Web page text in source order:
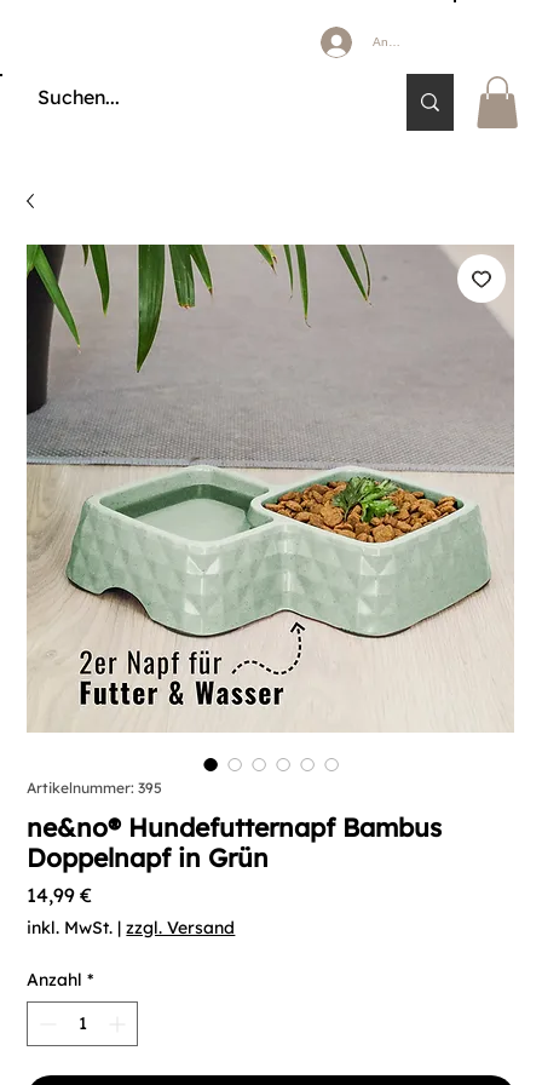
Anmelden
Artikelnummer: 395
ne&no® Hundefutternapf Bambus
Doppelnapf in Grün
14,99 €Preis
inkl. MwSt. |zzgl. Versand
Anzahl *